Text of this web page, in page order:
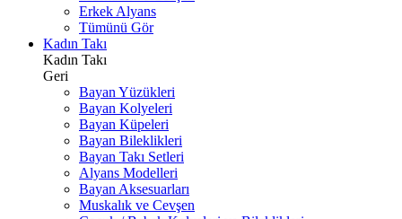
Erkek Alyans
Tümünü Gör
Kadın Takı
Kadın Takı
Geri
Bayan Yüzükleri
Bayan Kolyeleri
Bayan Küpeleri
Bayan Bileklikleri
Bayan Takı Setleri
Alyans Modelleri
Bayan Aksesuarları
Muskalık ve Cevşen